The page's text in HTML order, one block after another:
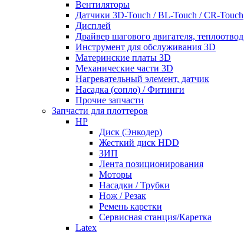
Вентиляторы
Датчики 3D-Touch / BL-Touch / CR-Touch
Дисплей
Драйвер шагового двигателя, теплоотвод
Инструмент для обслуживания 3D
Материнские платы 3D
Механические части 3D
Нагревательный элемент, датчик
Насадка (сопло) / Фитинги
Прочие запчасти
Запчасти для плоттеров
HP
Диск (Энкодер)
Жесткий диск HDD
ЗИП
Лента позиционирования
Моторы
Насадки / Трубки
Нож / Резак
Ремень каретки
Сервисная станция/Каретка
Latex